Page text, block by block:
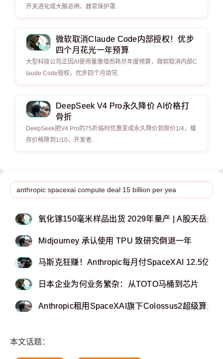
开关进化成大脑总闸、器官保护罩.
微软取消Claude Code内部授权！优步
四个月花光一年预算
大型科技公司正因AI使用量激增而耗尽年度预算，微软取消内部C
laude Code授权，优步四个月烧完.
DeepSeek V4 Pro永久降价 AI价格打
骨折
DeepSeek把V4 Pro的75折临时优惠变成永久降价到原价1/4，缓
存价格降到1/10，开发者.
氧化镓150毫米样品出货 2029年量产 | A股天岳先
Midjourney 承认使用 TPU 致研究倒退一年
马斯克狂赚！Anthropic每月付SpaceXAI 12.5亿美
日本企业为何业务繁杂：从TOTO马桶到芯片
Anthropic租用SpaceXAI旗下Colossus2超级算力
本文话题：